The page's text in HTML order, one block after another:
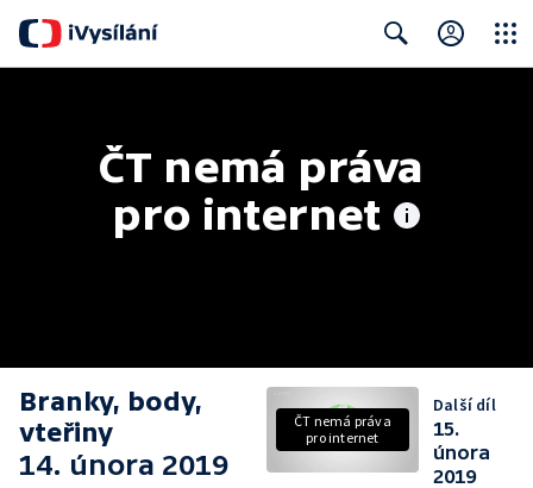
ČT nemá práva
pro internet
Branky, body,
vteřiny
14. února 2019
ČT nemá práva
pro internet
Další díl
15.
února
2019